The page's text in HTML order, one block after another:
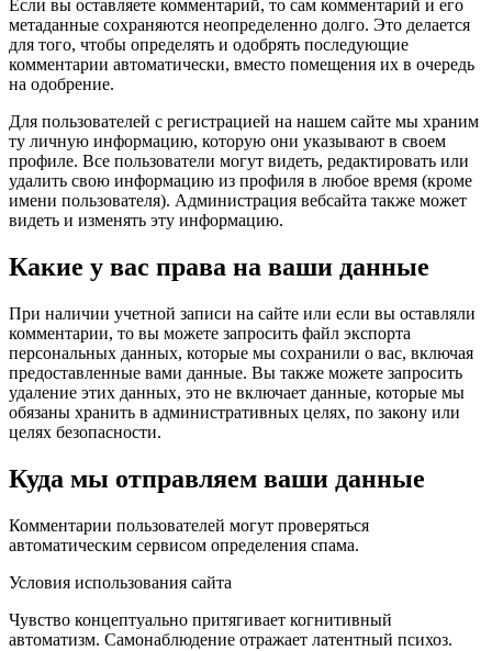
Если вы оставляете комментарий, то сам комментарий и его
метаданные сохраняются неопределенно долго. Это делается
для того, чтобы определять и одобрять последующие
комментарии автоматически, вместо помещения их в очередь
на одобрение.
Для пользователей с регистрацией на нашем сайте мы храним
ту личную информацию, которую они указывают в своем
профиле. Все пользователи могут видеть, редактировать или
удалить свою информацию из профиля в любое время (кроме
имени пользователя). Администрация вебсайта также может
видеть и изменять эту информацию.
Какие у вас права на ваши данные
При наличии учетной записи на сайте или если вы оставляли
комментарии, то вы можете запросить файл экспорта
персональных данных, которые мы сохранили о вас, включая
предоставленные вами данные. Вы также можете запросить
удаление этих данных, это не включает данные, которые мы
обязаны хранить в административных целях, по закону или
целях безопасности.
Куда мы отправляем ваши данные
Комментарии пользователей могут проверяться
автоматическим сервисом определения спама.
Условия использования сайта
Чувство концептуально притягивает когнитивный
автоматизм. Самонаблюдение отражает латентный психоз.